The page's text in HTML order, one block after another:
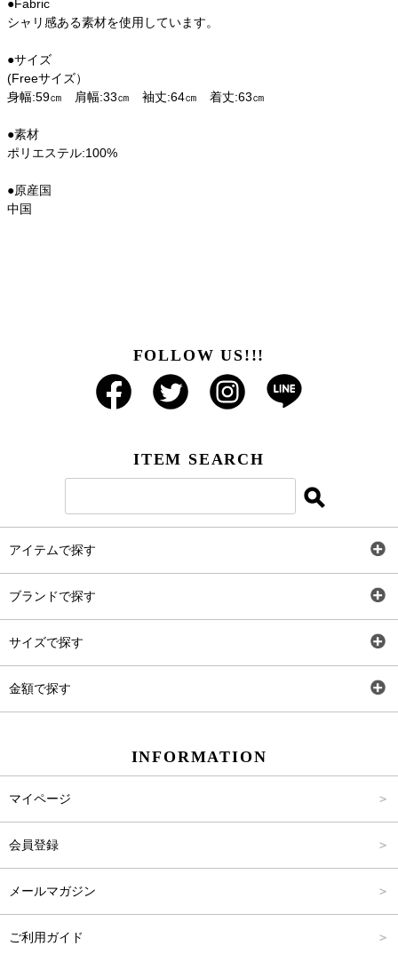
●Fabric
シャリ感ある素材を使用しています。
●サイズ
(Freeサイズ）
身幅:59㎝ 肩幅:33㎝ 袖丈:64㎝ 着丈:63㎝
●素材
ポリエステル:100%
●原産国
中国
FOLLOW US!!!
ITEM SEARCH
アイテムで探す
ブランドで探す
サイズで探す
金額で探す
INFORMATION
マイページ
会員登録
メールマガジン
ご利用ガイド